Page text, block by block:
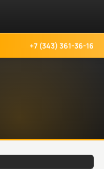
+7 (343) 361-36-16